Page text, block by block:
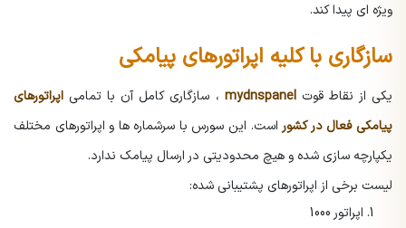
ویژه ای پیدا کند.
سازگاری با کلیه اپراتورهای پیامکی
یکی از نقاط قوتmydnspanel ، سازگاری کامل آن با تمامی اپراتورهای
پیامکی فعال در کشور است. این سورس با سرشماره ها و اپراتورهای مختلف
یکپارچه سازی شده و هیچ محدودیتی در ارسال پیامک ندارد.
لیست برخی از اپراتورهای پشتیبانی شده:
اپراتور 1000